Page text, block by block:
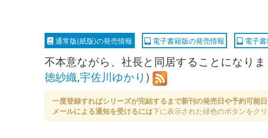
通常版(紙版)の発売情報 電子書籍版の発売情報 電子
不本意ながら、社長と同居することになり
徳紗織,宇佐川ゆかり )
一度登録すればシリーズが完結するまで新刊の発売日や予約可能日
メールによる通知を受けるには下に表示された緑色のボタンをクリ